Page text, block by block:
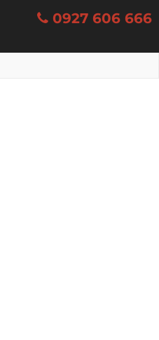
0927 606 666